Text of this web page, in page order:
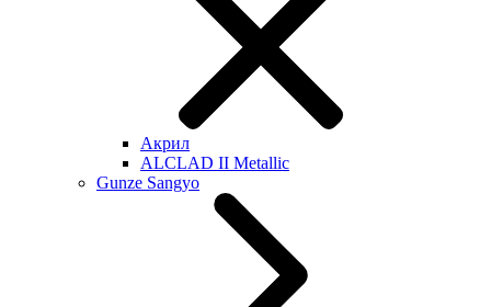
Акрил
ALCLAD II Metallic
Gunze Sangyo